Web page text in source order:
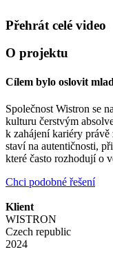
Přehrát celé video
O projektu
Cílem bylo oslovit
Společnost Wistron se
kulturu čerstvým
k zahájení kariéry
staví na autentičnosti,
které často rozhodují o
Chci podobné řešení
Klient
WISTRON
Czech republic
2024